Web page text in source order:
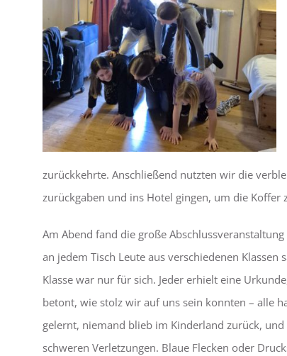
zurückkehrte. Anschließend nutzten wir die
zurückgaben und ins Hotel gingen, um die Koffer
Am Abend fand die große
an jedem Tisch Leute aus verschiedenen Klassen
Klasse war nur für sich. Jeder erhielt eine
betont, wie stolz wir auf uns sein konnten – alle
gelernt, niemand blieb im Kinderland zurück, und
schweren Verletzungen. Blaue Flecken oder